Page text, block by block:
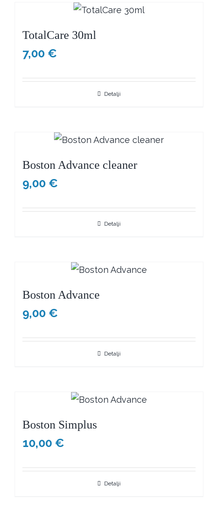
TotalCare 30ml
7,00 €
Detalji
Boston Advance cleaner
9,00 €
Detalji
Boston Advance
9,00 €
Detalji
Boston Simplus
10,00 €
Detalji